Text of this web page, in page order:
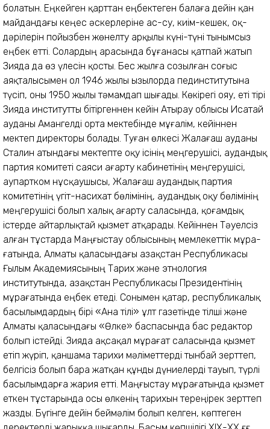
болатын. Еңкейген қарттан еңбектеген балаға дейін қан
майдандағы кеңес әскерлеріне ас-су, киім-кешек, оқ-
дәрілерін пойызбен жөнелту арқылы күні-түні тынымсыз
еңбек етті. Солардың арасында бұғанасы қатпай жатып
Зияда да өз үлесін қосты. Бес жылға созылған соғыс
аяқталысымен ол 1946 жылы Қызылорда пединститутына
түсіп, оны 1950 жылы тәмамдап шығады. Көкірегі ояу, еті тірі
Зияда институтты бітіргеннен кейін Атырау облысы Исатай
ауданы Амангелді орта мектебінде мұғалім, кейіннен
мектеп директоры болады. Туған өлкесі Жалағаш ауданы
Сталин атындағы мектепте оқу ісінің меңгерушісі, аудандық
партия комитеті саяси ағарту кабинетінің меңгерушісі,
аупартком нұсқаушысы, Жалағаш аудандық партия
комитетінің үгіт-насихат бөлімінің, аудандық оқу бөлімінің
меңгерушісі болып халық ағарту саласында, қоғамдық
істерде айтарлықтай қызмет атқарады. Кейіннен Тәуелсіз
алған тұстарда Маңғыстау облысының мемлекеттік мұра­
ғатында, Алматы қаласындағы Қазақстан Республикасы
Ғылым Академиясының Тарих және этнология
институтында, Қазақстан Республикасы Президентінің
мұрағатында еңбек етеді. Сонымен қатар, республикалық
басылымдардың бірі «Ана тілі» ұлт газетінде тілші және
Алматы қаласындағы «Өлке» баспасында бас редактор
болып істейді. Зияда ақсақал мұрағат саласында қызмет
етіп жүріп, қаншама тарихи мәліметтерді тынбай зерттеп,
белгісіз болып бара жатқан құнды дүниелерді тауып, түрлі
басылымдарға жария етті. Маңғыстау мұрағатында қызмет
еткен тұстарында осы өлкенің тарихын тереңірек зерттеп
жазды. Бүгінге дейін беймәлім болып келген, көптеген